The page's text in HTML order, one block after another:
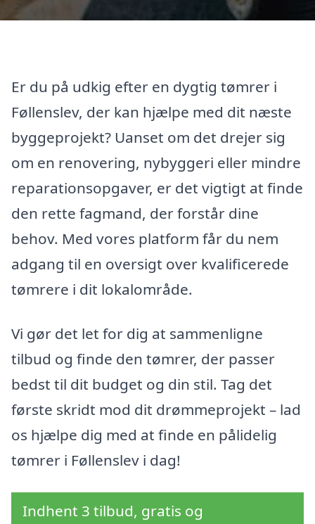
Er du på udkig efter en dygtig tømrer i
Føllenslev, der kan hjælpe med dit næste
byggeprojekt? Uanset om det drejer sig
om en renovering, nybyggeri eller mindre
reparationsopgaver, er det vigtigt at finde
den rette fagmand, der forstår dine
behov. Med vores platform får du nem
adgang til en oversigt over kvalificerede
tømrere i dit lokalområde.
Vi gør det let for dig at sammenligne
tilbud og finde den tømrer, der passer
bedst til dit budget og din stil. Tag det
første skridt mod dit drømmeprojekt – lad
os hjælpe dig med at finde en pålidelig
tømrer i Føllenslev i dag!
Indhent 3 tilbud, gratis og